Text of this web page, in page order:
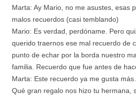
Marta: Ay Mario, no me asustes, esas
malos recuerdos (casi temblando)
Mario: Es verdad, perdóname. Pero
querido traernos ese mal recuerdo de
punto de echar por la borda nuestro
familia. Recuerdo que fue antes de
Marta: Este recuerdo ya me gusta
Qué gran regalo nos hizo tu hermana,